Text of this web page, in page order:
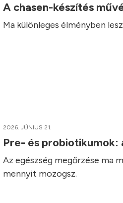
A chasen-készítés
Ma különleges élményben
2026. JÚNIUS 21.
Pre- és probiotikumok:
Az egészség megőrzése ma
mennyit mozogsz.